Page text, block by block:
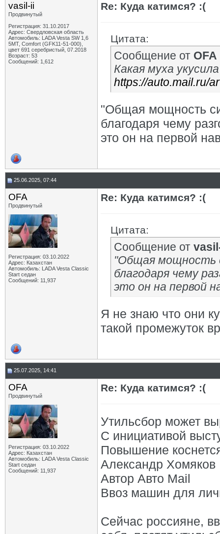
vasil-ii
Продвинутый
Регистрация: 31.10.2017
Адрес: Свердловская область
Автомобиль: LADA Vesta SW 1,6
5МТ, Comfort (GFK11-51-000),
цвет 691 серебристый, 07.2018
Возраст: 53
Сообщений: 1,612
Re: Куда катимся? :(
Цитата:
Сообщение от OFA
Какая муха
https://auto.mail.ru/
"Общая мощность
благодаря чему
это он на первой
25.06.2025, 07:44
OFA
Продвинутый
Регистрация: 03.10.2022
Адрес: Казахстан
Автомобиль: LADA Vesta Classic
Start седан
Сообщений: 11,937
Re: Куда катимся? :(
Цитата:
Сообщение от
"Общая мощность
благодаря чему
это он на первой
Я не знаю что они
такой промежуток
25.07.2025, 14:41
OFA
Продвинутый
Регистрация: 03.10.2022
Адрес: Казахстан
Автомобиль: LADA Vesta Classic
Start седан
Сообщений: 11,937
Re: Куда катимся? :(
Утильсбор может
С инициативой
Повышение
Александр Хомяков
Автор Авто Mail
Ввоз машин для
Сейчас россияне,